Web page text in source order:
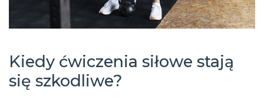
Kiedy ćwiczenia siłowe stają
się szkodliwe?